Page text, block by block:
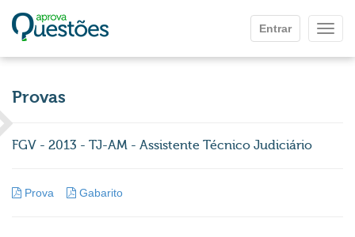
Entrar
Provas
FGV - 2013 - TJ-AM - Assistente Técnico Judiciário
Prova Gabarito